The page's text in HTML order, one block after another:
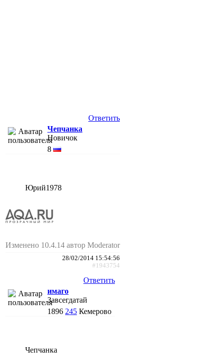
Ответить
Чепчанка
Новичок
8
Юрий1978
Изменено 10.4.14 автор Moderator
28/02/2014 15:54:56
#1943754
Ответить
имаго
Завсегдатай
1896 245 Кемерово
Чепчанка